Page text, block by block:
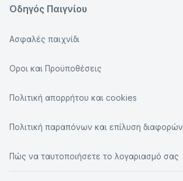
Οδηγός Παιγνίου
Ασφαλές παιχνίδι
Οροι και Προϋποθέσεις
Πολιτική απορρήτου και cookies
Πολιτική παραπόνων και επίλυση διαφορών
Πώς να ταυτοποιήσετε το λογαριασμό σας